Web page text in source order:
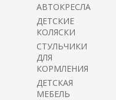
АВТОКРЕСЛА
ДЕТСКИЕ
КОЛЯСКИ
CТУЛЬЧИКИ
ДЛЯ
КОРМЛЕНИЯ
ДЕТСКАЯ
МЕБЕЛЬ